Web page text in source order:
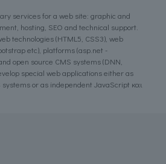
services for a web site: graphic and
hosting, SEO and technical support.
technologies (HTML5, CSS3), web
etc), platforms (asp.net -
open source CMS systems (DNN,
special web applications either as
or as independent JavaScript και